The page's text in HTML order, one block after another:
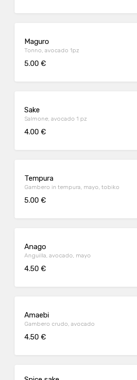
Maguro
Tonno, avocado 1pz
5.00 €
Sake
Salmone, avocado 1 pz
4.00 €
Tempura
Gambero in tempura, mayo, tobiko
5.00 €
Anago
Anguilla, avocado, mayo
4.50 €
Amaebi
Gambero crudo, avocado
4.50 €